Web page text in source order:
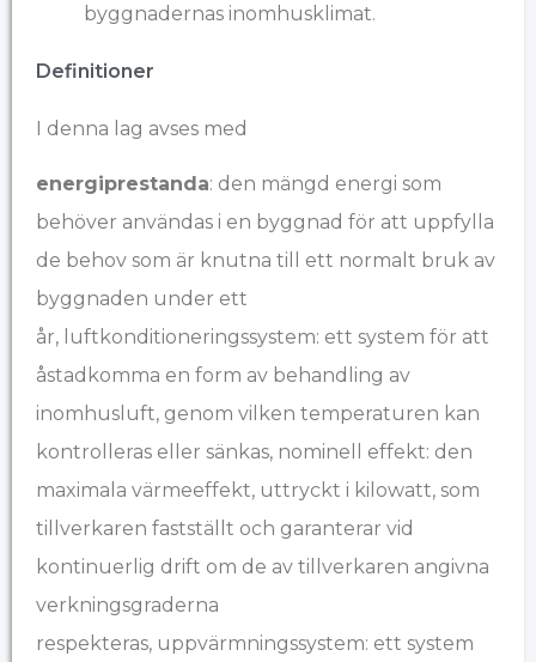
byggnadernas inomhusklimat.
Definitioner
I denna lag avses med
energiprestanda: den mängd energi som
behöver användas i en byggnad för att uppfylla
de behov som är knutna till ett normalt bruk av
byggnaden under ett
år, luftkonditioneringssystem: ett system för att
åstadkomma en form av behandling av
inomhusluft, genom vilken temperaturen kan
kontrolleras eller sänkas, nominell effekt: den
maximala värmeeffekt, uttryckt i kilowatt, som
tillverkaren fastställt och garanterar vid
kontinuerlig drift om de av tillverkaren angivna
verkningsgraderna
respekteras, uppvärmningssystem: ett system